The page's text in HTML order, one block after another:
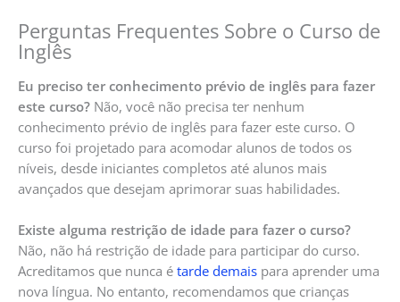
Perguntas Frequentes Sobre o Curso de
Inglês
Eu preciso ter conhecimento prévio de inglês para fazer
este curso? Não, você não precisa ter nenhum
conhecimento prévio de inglês para fazer este curso. O
curso foi projetado para acomodar alunos de todos os
níveis, desde iniciantes completos até alunos mais
avançados que desejam aprimorar suas habilidades.
Existe alguma restrição de idade para fazer o curso?
Não, não há restrição de idade para participar do curso.
Acreditamos que nunca é tarde demais para aprender uma
nova língua. No entanto, recomendamos que crianças